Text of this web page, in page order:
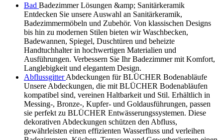
Bad Badezimmer Lösungen &amp; Sanitärkeramik
Entdecken Sie unsere Auswahl an Sanitärkeramik,
Badezimmermöbeln und Zubehör. Von klassischen Designs
bis hin zu modernen Stilen bieten wir Waschbecken,
Badewannen, Spiegel, Duschtüren und beheizte
Handtuchhalter in hochwertigen Materialien und
Ausführungen. Verbessern Sie Ihr Badezimmer mit Komfort,
Langlebigkeit und elegantem Design.
AbflussgitterAbdeckungen für BLÜCHER Bodenabläufe
Unsere Abdeckungen, die mit BLÜCHER Bodenabläufen
kompatibel sind, vereinen Haltbarkeit und Stil. Erhältlich in
Messing-, Bronze-, Kupfer- und Goldausführungen, passen
sie perfekt zu BLÜCHER Entwässerungssystemen. Diese
dekorativen Abdeckungen schützen den Abfluss,
gewährleisten einen effizienten Wasserfluss und verleihen